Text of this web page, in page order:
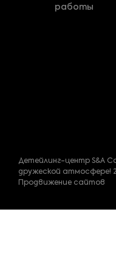
работы
Детейлинг-центр S&A
дружеской атмосфере!
Продвижение сайтов